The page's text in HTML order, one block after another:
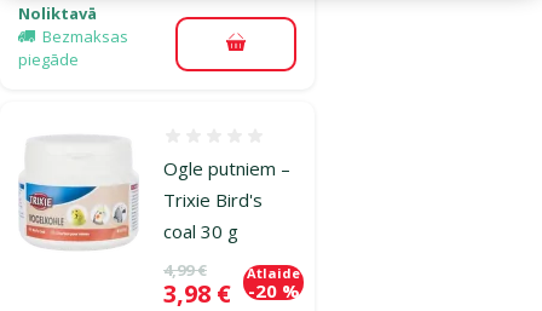
Noliktavā
Bezmaksas
piegāde
Pievienot grozam
Ogle putniem –
Trixie Bird's
coal 30 g
Oriģinālā cena
4,99 €
Cena
3,98 €
Atlaide
-20 %